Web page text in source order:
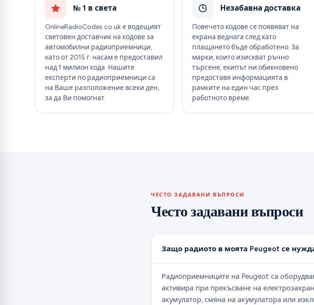
№ 1 в света
OnlineRadioCodes.co.uk е водещият
световен доставчик на кодове за
автомобилни радиоприемници,
като от 2015 г. насам е предоставил
над 1 милион кода. Нашите
експерти по радиоприемници са
на Ваше разположение всеки ден,
за да Ви помогнат.
Незабавна доставка
Повечето кодове се появяват на
екрана веднага след като
плащането бъде обработено. За
марки, които изискват ръчно
търсене, екипът ни обикновено
предоставя информацията в
рамките на един час през
работното време.
ЧЕСТО ЗАДАВАНИ ВЪПРОСИ
Често задавани въпроси
Защо радиото в моята Peugeot се
Радиоприемниците на Peugeot са
активира при прекъсване на
акумулатор, смяна на акумулатора или